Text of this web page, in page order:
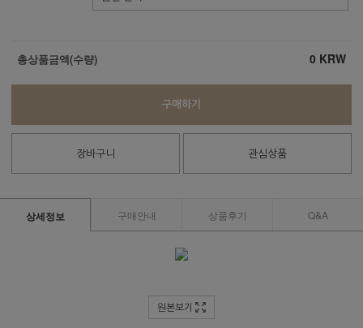
총상품금액(수량) 0 KRW
구매하기
장바구니 관심상품
상세정보 구매안내 상품후기 Q&A
원본보기